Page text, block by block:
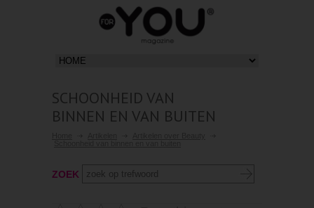
SCHOONHEID VAN
BINNEN EN VAN BUITEN
ZOEK